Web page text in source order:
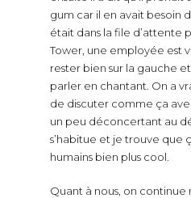
gum car il en avait besoin
était dans la file d’attente
Tower, une employée est
rester bien sur la gauche
parler en chantant. On a
de discuter comme ça
un peu déconcertant au
s’habitue et je trouve que
humains bien plus cool.
Quant à nous, on